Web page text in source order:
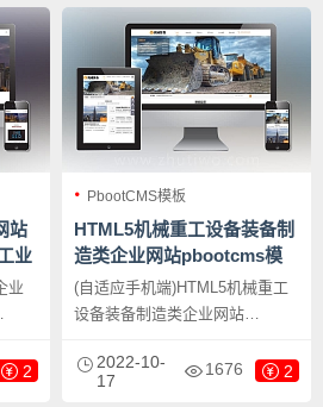
然
文
备、机械设备网站等企业，当然
其他行业也可以做，只需要把文
字图片换成其他行业的即可；
站
业
业
站
网
2
PbootCMS模板
HTML5机械重工设备装备制
造类企业网站pbootcms模
板 大型矿山重工设备网站源
码下载
(自适应手机端)HTML5机械重工
设备装备制造类企业网站
备网站源码下载，PbootCMS内
核开发的网站模板，该模板适用
2022-10-
17
1676 2